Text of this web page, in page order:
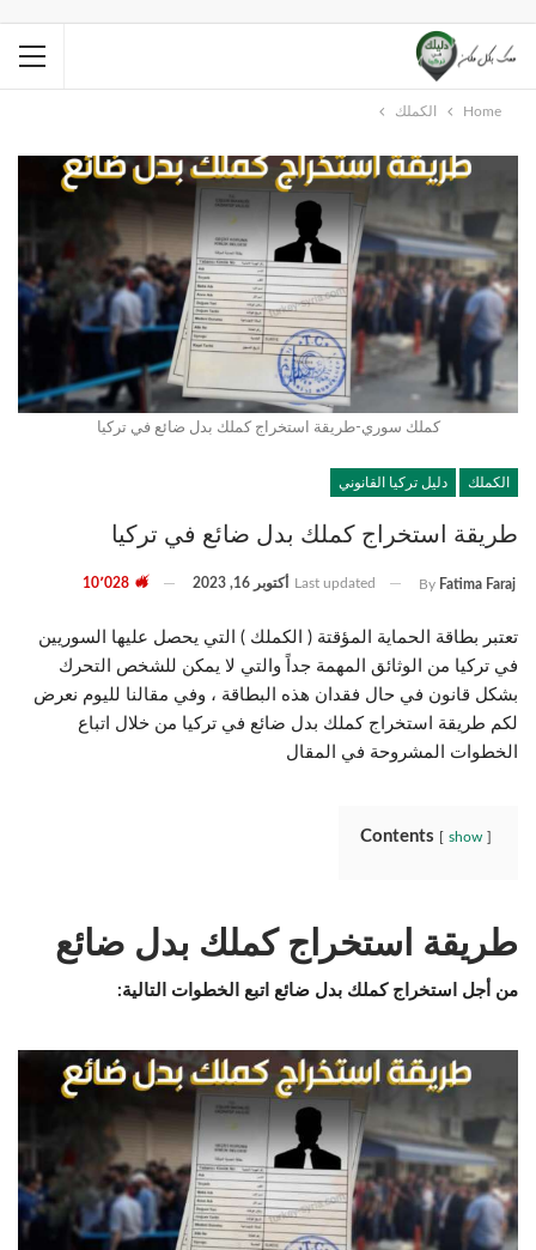
Home الكملك
كملك سوري-طريقة استخراج كملك بدل ضائع في تركيا
الكملك دليل تركيا القانوني
طريقة استخراج كملك بدل ضائع في تركيا
By Fatima Faraj
Last updated أكتوبر 16, 2023
تعتبر بطاقة الحماية المؤقتة ( الكملك ) التي يحصل عليها السوريين
في تركيا من الوثائق المهمة جداً والتي لا يمكن للشخص التحرك
بشكل قانون في حال فقدان هذه البطاقة ، وفي مقالنا لليوم نعرض
لكم طريقة استخراج كملك بدل ضائع في تركيا من خلال اتباع
الخطوات المشروحة في المقال
Contents show
طريقة استخراج كملك بدل ضائع
من أجل استخراج كملك بدل ضائع اتبع الخطوات التالية: